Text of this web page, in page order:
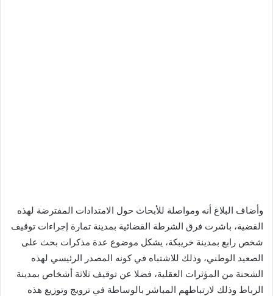
وأضاف البلاغ أنه ومواصلة للأبحاث حول الامتدادات المفترضة لهذه
القضية، باشرت فرق الشرطة القضائية بمدينة تمارة إجراءات توقيف
شخص رابع بمدينة خريبكة، يشكل موضوع عدة مذكرات بحث على
الصعيد الوطني، وذلك للاشتباه في كونه المصدر الرئيسي لهذه
الشحنة من المؤثرات العقلية، فضلا عن توقيف ثلاثة أشخاص بمدينة
الرباط وذلك لارتباطهم المباشر بالوساطة في ترويج وتوزيع هذه